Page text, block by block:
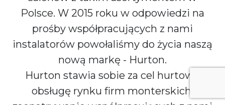
Polsce. W 2015 roku w odpowiedzi na
prośby współpracujących z nami
instalatorów powołaliśmy do życia naszą
nową markę - Hurton.
Hurton stawia sobie za cel hurtową
obsługę rynku firm monterskich,